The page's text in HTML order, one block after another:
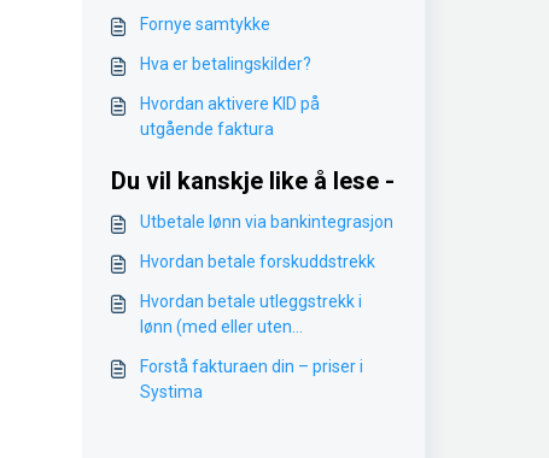
Fornye samtykke
Hva er betalingskilder?
Hvordan aktivere KID på
utgående faktura
Du vil kanskje like å lese -
Utbetale lønn via bankintegrasjon
Hvordan betale forskuddstrekk
Hvordan betale utleggstrekk i
lønn (med eller uten
Forstå fakturaen din – priser i
Systima